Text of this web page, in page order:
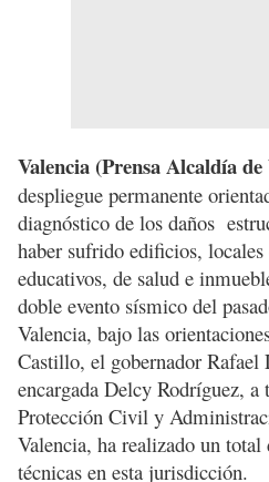
Valencia (Prensa Alcaldía
despliegue permanente
diagnóstico de los daños
haber sufrido edificios,
educativos, de salud e
doble evento sísmico del
Valencia, bajo las
Castillo, el gobernador Rafael
encargada Delcy Rodríguez, a
Protección Civil y
Valencia, ha realizado un total
técnicas en esta jurisdicción.